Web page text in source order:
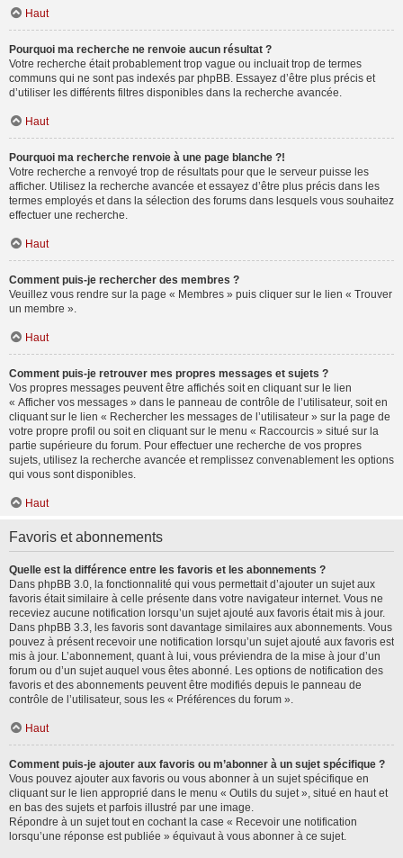
Haut
Pourquoi ma recherche ne renvoie aucun résultat ?
Votre recherche était probablement trop vague ou incluait trop de termes
communs qui ne sont pas indexés par phpBB. Essayez d’être plus précis et
d’utiliser les différents filtres disponibles dans la recherche avancée.
Haut
Pourquoi ma recherche renvoie à une page blanche ?!
Votre recherche a renvoyé trop de résultats pour que le serveur puisse les
afficher. Utilisez la recherche avancée et essayez d’être plus précis dans les
termes employés et dans la sélection des forums dans lesquels vous souhaitez
effectuer une recherche.
Haut
Comment puis-je rechercher des membres ?
Veuillez vous rendre sur la page « Membres » puis cliquer sur le lien « Trouver
un membre ».
Haut
Comment puis-je retrouver mes propres messages et sujets ?
Vos propres messages peuvent être affichés soit en cliquant sur le lien
« Afficher vos messages » dans le panneau de contrôle de l’utilisateur, soit en
cliquant sur le lien « Rechercher les messages de l’utilisateur » sur la page de
votre propre profil ou soit en cliquant sur le menu « Raccourcis » situé sur la
partie supérieure du forum. Pour effectuer une recherche de vos propres
sujets, utilisez la recherche avancée et remplissez convenablement les options
qui vous sont disponibles.
Haut
Favoris et abonnements
Quelle est la différence entre les favoris et les abonnements ?
Dans phpBB 3.0, la fonctionnalité qui vous permettait d’ajouter un sujet aux
favoris était similaire à celle présente dans votre navigateur internet. Vous ne
receviez aucune notification lorsqu’un sujet ajouté aux favoris était mis à jour.
Dans phpBB 3.3, les favoris sont davantage similaires aux abonnements. Vous
pouvez à présent recevoir une notification lorsqu’un sujet ajouté aux favoris est
mis à jour. L’abonnement, quant à lui, vous préviendra de la mise à jour d’un
forum ou d’un sujet auquel vous êtes abonné. Les options de notification des
favoris et des abonnements peuvent être modifiés depuis le panneau de
contrôle de l’utilisateur, sous les « Préférences du forum ».
Haut
Comment puis-je ajouter aux favoris ou m’abonner à un sujet spécifique ?
Vous pouvez ajouter aux favoris ou vous abonner à un sujet spécifique en
cliquant sur le lien approprié dans le menu « Outils du sujet », situé en haut et
en bas des sujets et parfois illustré par une image.
Répondre à un sujet tout en cochant la case « Recevoir une notification
lorsqu’une réponse est publiée » équivaut à vous abonner à ce sujet.